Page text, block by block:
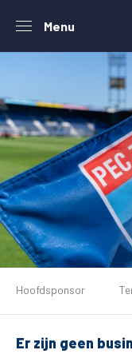
Menu
De club
Tickets
Matchdays
Hoofdsponsor
Er zijn geen